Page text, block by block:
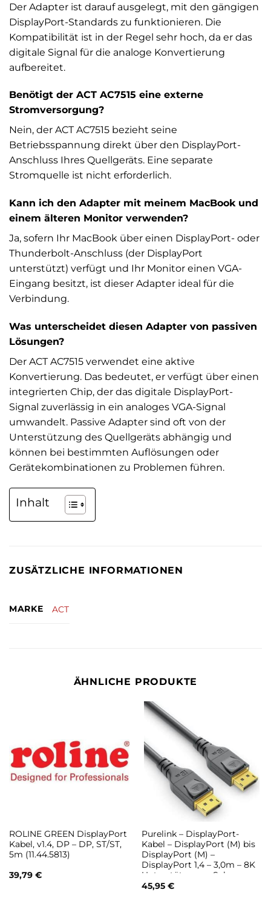
Der Adapter ist darauf ausgelegt, mit den gängigen
DisplayPort-Standards zu funktionieren. Die
Kompatibilität ist in der Regel sehr hoch, da er das
digitale Signal für die analoge Konvertierung
aufbereitet.
Benötigt der ACT AC7515 eine externe
Stromversorgung?
Nein, der ACT AC7515 bezieht seine
Betriebsspannung direkt über den DisplayPort-
Anschluss Ihres Quellgeräts. Eine separate
Stromquelle ist nicht erforderlich.
Kann ich den Adapter mit meinem MacBook und
einem älteren Monitor verwenden?
Ja, sofern Ihr MacBook über einen DisplayPort- oder
Thunderbolt-Anschluss (der DisplayPort
unterstützt) verfügt und Ihr Monitor einen VGA-
Eingang besitzt, ist dieser Adapter ideal für die
Verbindung.
Was unterscheidet diesen Adapter von passiven
Lösungen?
Der ACT AC7515 verwendet eine aktive
Konvertierung. Das bedeutet, er verfügt über einen
integrierten Chip, der das digitale DisplayPort-
Signal zuverlässig in ein analoges VGA-Signal
umwandelt. Passive Adapter sind oft von der
Unterstützung des Quellgeräts abhängig und
können bei bestimmten Auflösungen oder
Gerätekombinationen zu Problemen führen.
Inhalt
ZUSÄTZLICHE INFORMATIONEN
MARKE ACT
ÄHNLICHE PRODUKTE
ROLINE GREEN DisplayPort
Kabel, v1.4, DP – DP, ST/ST,
5m (11.44.5813)
39,79 €
Purelink – DisplayPort-
Kabel – DisplayPort (M) bis
DisplayPort (M) –
DisplayPort 1,4 – 3,0m – 8K
Unterstützung – Schwarz
(PI5010-030)
45,95 €